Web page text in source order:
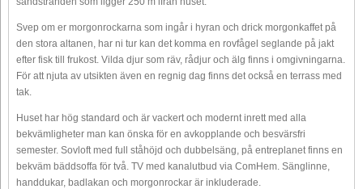
Svep om er morgonrockarna som ingår i hyran och drick morgonkaffet på
den stora altanen, har ni tur kan det komma en rovfågel seglande på jakt
efter fisk till frukost. Vilda djur som räv, rådjur och älg finns i omgivningarna.
För att njuta av utsikten även en regnig dag finns det också en terrass med
tak.
Huset har hög standard och är vackert och modernt inrett med alla
bekvämligheter man kan önska för en avkopplande och besvärsfri
semester. Sovloft med full ståhöjd och dubbelsäng, på entreplanet finns en
bekväm bäddsoffa för två. TV med kanalutbud via ComHem. Sänglinne,
handdukar, badlakan och morgonrockar är inkluderade.